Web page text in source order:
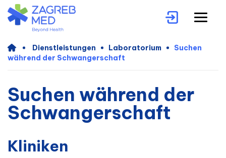
Dienstleistungen Laboratorium
Suchen
während der Schwangerschaft
Suchen während der
Schwangerschaft
Kliniken